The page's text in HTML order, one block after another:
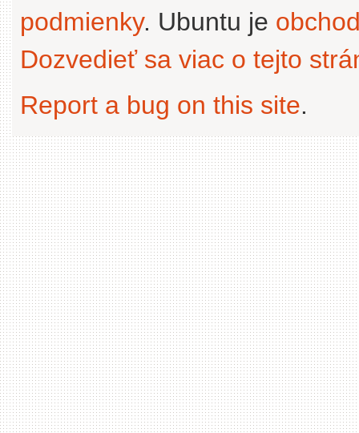
podmienky. Ubuntu je
Dozvedieť sa viac o tejto
Report a bug on this site.